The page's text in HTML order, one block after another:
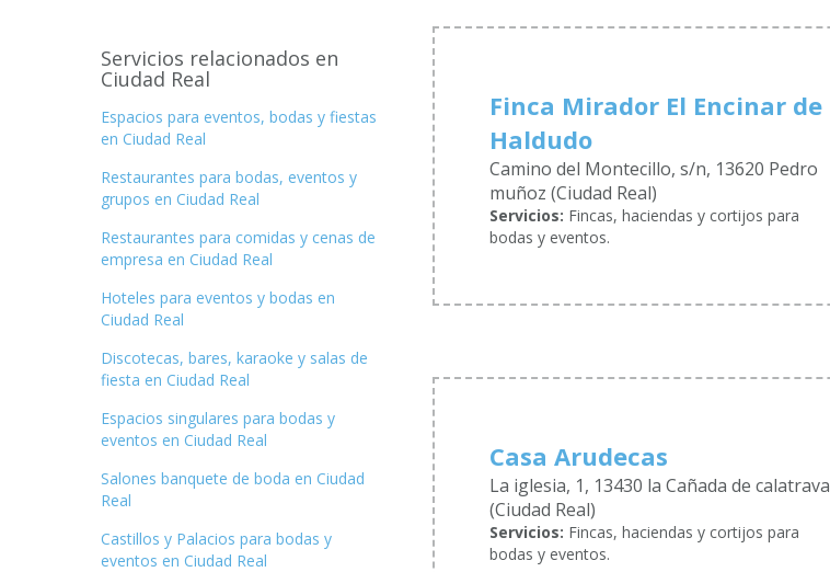
Servicios relacionados en
Ciudad Real
Espacios para eventos, bodas y fiestas
en Ciudad Real
Restaurantes para bodas, eventos y
grupos en Ciudad Real
Restaurantes para comidas y cenas de
empresa en Ciudad Real
Hoteles para eventos y bodas en
Ciudad Real
Discotecas, bares, karaoke y salas de
fiesta en Ciudad Real
Espacios singulares para bodas y
eventos en Ciudad Real
Salones banquete de boda en Ciudad
Real
Castillos y Palacios para bodas y
eventos en Ciudad Real
Finca Mirador El Encinar de
Haldudo
Camino del Montecillo, s/n, 13620 Pedro
muñoz (Ciudad Real)
Servicios: Fincas, haciendas y cortijos para
bodas y eventos.
Casa Arudecas
La iglesia, 1, 13430 la Cañada de calatrava
(Ciudad Real)
Servicios: Fincas, haciendas y cortijos para
bodas y eventos.